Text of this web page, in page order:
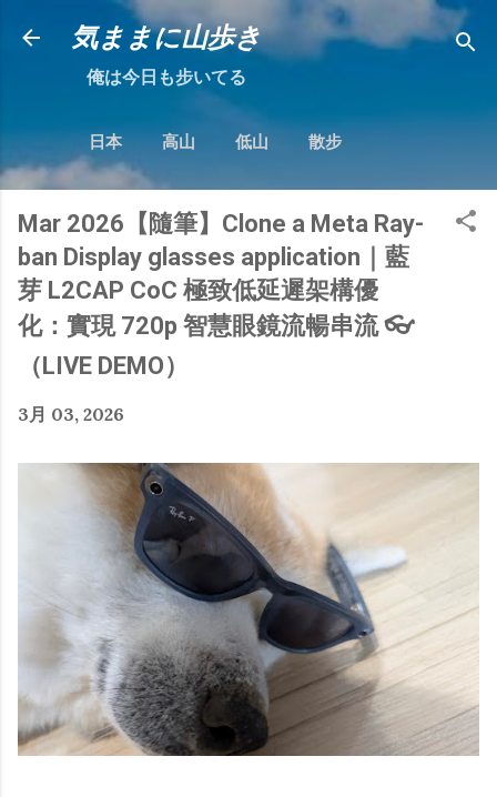
跳到主要內容
気ままに山歩き
俺は今日も步いてる
日本 高山 低山 散步
Mar 2026【隨筆】Clone a Meta Ray-
ban Display glasses application｜藍
芽 L2CAP CoC 極致低延遲架構優
化：實現 720p 智慧眼鏡流暢串流 👓
（LIVE DEMO）
3月 03, 2026